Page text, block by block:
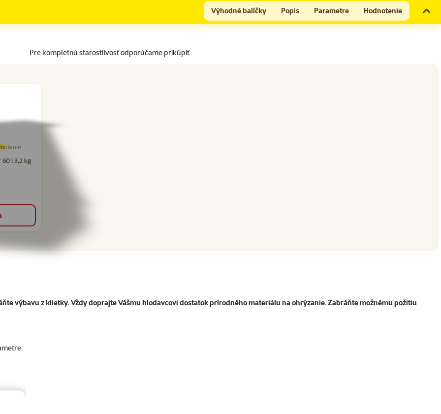
Výhodné balíčky Popis Parametre Hodnotenie
Pre kompletnú starostlivosť odporúčame prikúpiť
60 l 3,2 kg
67%, počet hodnotení: 3
výbavu z klietky. Vždy doprajte Vášmu hlodavcovi dostatok prírodného materiálu na ohrýzanie. Zabráňte možnému požitiu